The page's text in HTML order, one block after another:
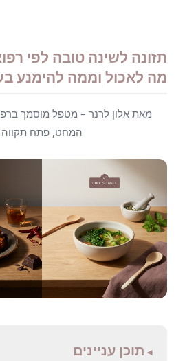
תזונה לשינה טובה לפי
מה לאכול וממה להימנע
מאת אלון לרנר – מטפל מוסמך
המחט, פתח תקווה
תוכן עניינים